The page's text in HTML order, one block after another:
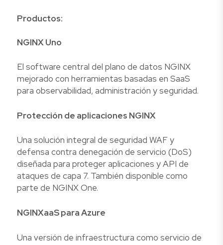
Productos:
NGINX Uno
El software central del plano de datos NGINX
mejorado con herramientas basadas en SaaS
para observabilidad, administración y seguridad.
Protección de aplicaciones NGINX
Una solución integral de seguridad WAF y
defensa contra denegación de servicio (DoS)
diseñada para proteger aplicaciones y API de
ataques de capa 7. También disponible como
parte de NGINX One.
NGINXaaS para Azure
Una versión de infraestructura como servicio de